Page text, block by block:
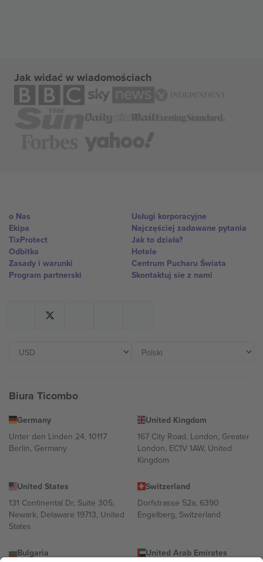
Jak widać w wiadomościach
o Nas
Ekipa
TixProtect
Odbitka
Zasady i warunki
Program partnerski
Usługi korporacyjne
Najczęściej zadawane pytania
Jak to działa?
Hotele
Centrum Pucharu Świata
Skontaktuj sie z nami
Biura Ticombo
Germany
Unter den Linden 24, 10117
Berlin, Germany
United Kingdom
167 City Road, London, Greater
London, EC1V 1AW, United
Kingdom
United States
131 Continental Dr, Suite 305,
Newark, Delaware 19713, United
States
Switzerland
Dorfstrasse 52a, 6390
Engelberg, Switzerland
Bulgaria United Arab Emirates